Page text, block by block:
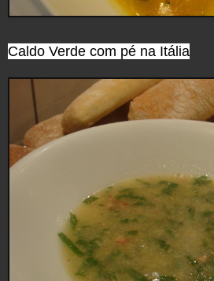
Caldo Verde com pé na Itália